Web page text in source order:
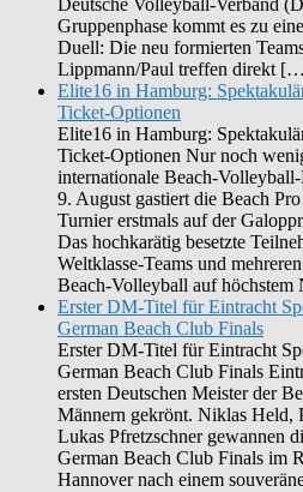
Deutsche Volleyball-Verband
Gruppenphase kommt es zu
Duell: Die neu formierten
Lippmann/Paul treffen direkt
Elite16 in Hamburg:
Ticket-Optionen
Elite16 in Hamburg:
Ticket-Optionen Nur noch
internationale Beach-
9. August gastiert die Beach
Turnier erstmals auf der
Das hochkarätig besetzte
Weltklasse-Teams und
Beach-Volleyball auf
Erster DM-Titel für Eintracht
German Beach Club Finals
Erster DM-Titel für Eintracht
German Beach Club Finals
ersten Deutschen Meister der
Männern gekrönt. Niklas Held,
Lukas Pfretzschner gewannen
German Beach Club Finals im
Hannover nach einem